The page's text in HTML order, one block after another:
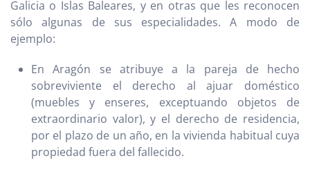
Galicia o Islas Baleares, y en otras que les reconocen
sólo algunas de sus especialidades. A modo de
ejemplo:
En Aragón se atribuye a la pareja de hecho
sobreviviente el derecho al ajuar doméstico
(muebles y enseres, exceptuando objetos de
extraordinario valor), y el derecho de residencia,
por el plazo de un año, en la vivienda habitual cuya
propiedad fuera del fallecido.